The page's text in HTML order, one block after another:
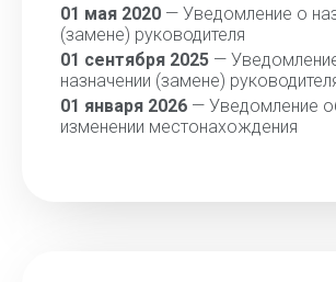
01 мая 2020 — Уведомление о
(замене) руководителя
01 сентября 2025 —
назначении (замене)
01 января 2026 — Уведомление
изменении местонахождения